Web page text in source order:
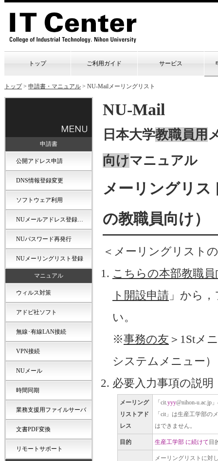
トップ ご利用ガイド サービス
トップ> 申請書・マニュアル > NU-Mailメーリングリスト
NU-Mail
日本大学教職員用
向けマニュアル
メーリングリス
の教職員向け）
＜メーリングリスト
こちらの本部教職
ト開設申請 」から
い。
※事務の友 ＞1Stメ
システムメニュー）
必要入力事項の説明
メーリング
リストアド
レス
「cit.yyy@nihon-u.ac.jp
「cit」は生産工学部の
はできません。
目的 生産工学部 に続けて 目
メーリングリストに対
申請書
公開アドレス申請
DNS情報登録変更
ソフトウェア利用
NUメールアドレス登録…
NUパスワード再発行
NUメーリングリスト登録
マニュアル
ウィルス対策
アドビ社ソフト
無線･有線LAN接続
VPN接続
NUメール
時間同期
業務支援用ファイルサーバ
文書PDF変換
リモートサポート